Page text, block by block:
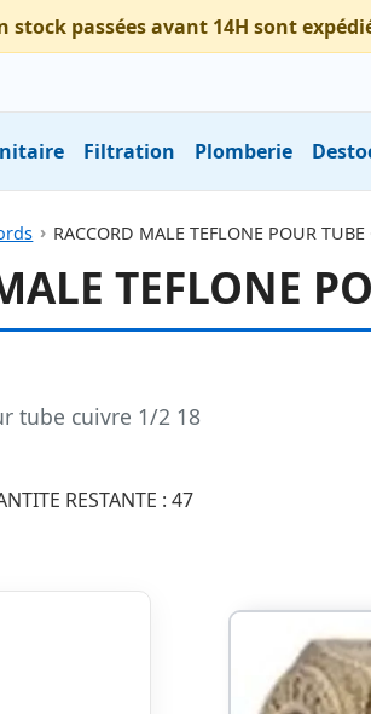
stock passées avant 14H sont
Filtration Plomberie
RACCORD MALE TEFLONE POUR
TEFLONE
tube cuivre 1/2 18
RESTANTE : 47